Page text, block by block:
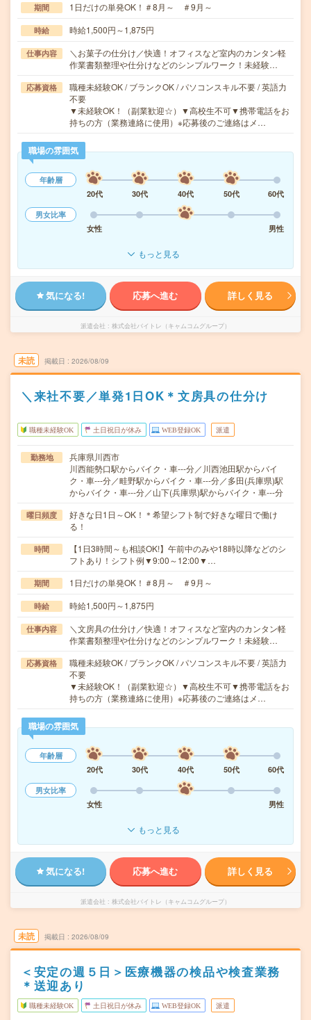
期間 1日だけの単発OK！＃8月～ ＃9月～
時給 時給1,500円～1,875円
仕事内容
＼お菓子の仕分け／快適！オフィスなど室内のカンタン軽
作業書類整理や仕分けなどのシンプルワーク！未経験…
応募資格
職種未経験OK / ブランクOK / パソコンスキル不要 / 英語力
不要
▼未経験OK！（副業歓迎☆）▼高校生不可▼携帯電話をお
持ちの方（業務連絡に使用）※応募後のご連絡はメ…
職場の雰囲気
年齢層
20代
30代 40代 50代
60代
男女比率
女性
男性
もっと見る
気になる! 応募へ進む 詳しく見る
派遣会社 株式会社バイトレ（キャムコムグループ）
未読 掲載日 2026/08/09
＼来社不要／単発1日OK＊文房具の仕分け
職種未経験OK 土日祝日が休み WEB登録OK 派遣
勤務地
兵庫県川西市
川西能勢口駅からバイク・車---分／川西池田駅からバイ
ク・車---分／畦野駅からバイク・車---分／多田(兵庫県)駅
からバイク・車---分／山下(兵庫県)駅からバイク・車---分
曜日頻度
好きな日1日～OK！＊希望シフト制で好きな曜日で働け
る！
時間
【1日3時間～も相談OK!】午前中のみや18時以降などのシ
フトあり！シフト例▼9:00～12:00▼…
期間 1日だけの単発OK！＃8月～ ＃9月～
時給 時給1,500円～1,875円
仕事内容
＼文房具の仕分け／快適！オフィスなど室内のカンタン軽
作業書類整理や仕分けなどのシンプルワーク！未経験…
応募資格
職種未経験OK / ブランクOK / パソコンスキル不要 / 英語力
不要
▼未経験OK！（副業歓迎☆）▼高校生不可▼携帯電話をお
持ちの方（業務連絡に使用）※応募後のご連絡はメ…
職場の雰囲気
年齢層
20代
30代 40代 50代
60代
男女比率
女性
男性
もっと見る
気になる! 応募へ進む 詳しく見る
派遣会社 株式会社バイトレ（キャムコムグループ）
未読 掲載日 2026/08/09
＜安定の週５日＞医療機器の検品や検査業務
＊送迎あり
職種未経験OK 土日祝日が休み WEB登録OK 派遣